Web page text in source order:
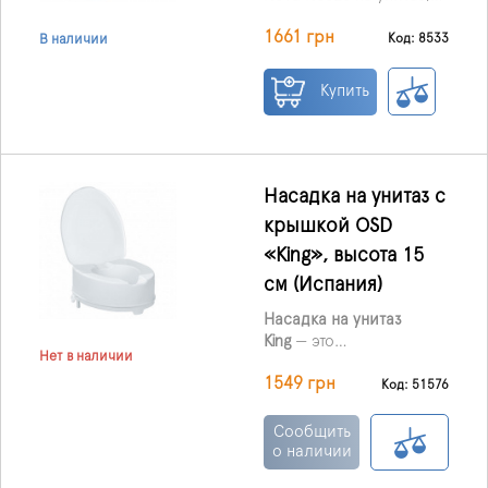
В наличии
используется для того,
унитаза.
1661 грн Код: 8533
Купить
Нет в наличии
Насадка на унитаз с
крышкой OSD
«King», высота 15
см (Испания)
Насадка на унитаз
King— это
удобный аксессуар,
комфорт при
использовании
санитарного
1549 грн Код: 51576
Сообщить
о наличии